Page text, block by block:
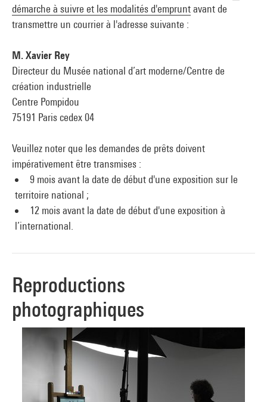
démarche à suivre et les modalités d'empruntavant de
transmettre un courrier à l'adresse suivante :
M. Xavier Rey
Directeur du Musée national d’art moderne/Centre de
création industrielle
Centre Pompidou
75191 Paris cedex 04
Veuillez noter que les demandes de prêts doivent
impérativement être transmises :
9 mois avant la date de début d'une exposition sur le
territoire national ;
12 mois avant la date de début d'une exposition à
l’international.
Reproductions
photographiques